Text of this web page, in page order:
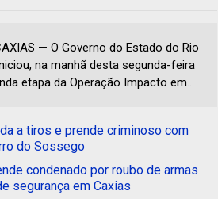
— O Governo do Estado do Rio
na manhã desta segunda-feira
etapa da Operação Impacto em...
a tiros e prende criminoso com
do Sossego
condenado por roubo de armas
segurança em Caxias